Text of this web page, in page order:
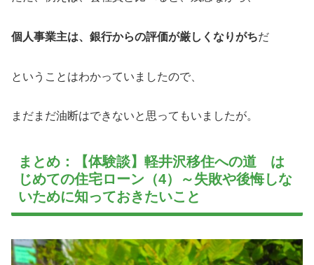
個人事業主は、銀行からの評価が厳しくなりがちだ
ということはわかっていましたので、
まだまだ油断はできないと思ってもいましたが。
まとめ：【体験談】軽井沢移住への道 は
じめての住宅ローン（4）～失敗や後悔しな
いために知っておきたいこと